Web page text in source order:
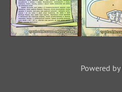
18169 odwiedzin
Powered by